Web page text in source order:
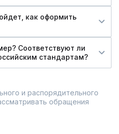
как оформить
Соответствуют ли
стандартам?
и распорядительного
обращения